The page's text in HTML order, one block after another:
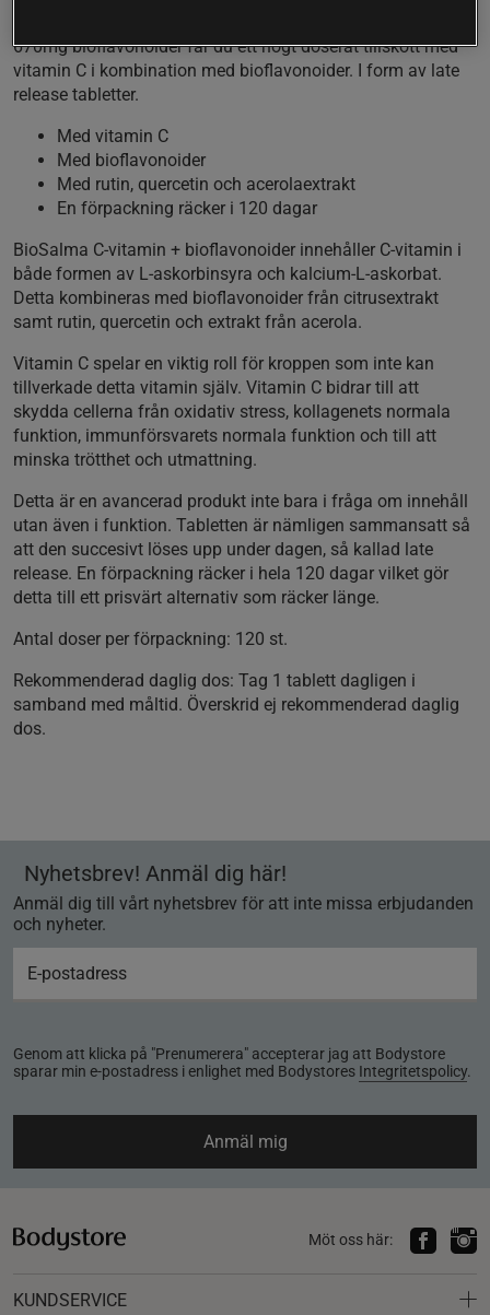
670mg bioflavonoider får du ett högt doserat tillskott med
vitamin C i kombination med bioflavonoider. I form av late
release tabletter.
Med vitamin C
Med bioflavonoider
Med rutin, quercetin och acerolaextrakt
En förpackning räcker i 120 dagar
BioSalma C-vitamin + bioflavonoider innehåller C-vitamin i
både formen av L-askorbinsyra och kalcium-L-askorbat.
Detta kombineras med bioflavonoider från citrusextrakt
samt rutin, quercetin och extrakt från acerola.
Vitamin C spelar en viktig roll för kroppen som inte kan
tillverkade detta vitamin själv. Vitamin C bidrar till att
skydda cellerna från oxidativ stress, kollagenets normala
funktion, immunförsvarets normala funktion och till att
minska trötthet och utmattning.
Detta är en avancerad produkt inte bara i fråga om innehåll
utan även i funktion. Tabletten är nämligen sammansatt så
att den succesivt löses upp under dagen, så kallad late
release. En förpackning räcker i hela 120 dagar vilket gör
detta till ett prisvärt alternativ som räcker länge.
Antal doser per förpackning: 120 st.
Rekommenderad daglig dos: Tag 1 tablett dagligen i
samband med måltid. Överskrid ej rekommenderad daglig
dos.
Nyhetsbrev! Anmäl dig här!
Anmäl dig till vårt nyhetsbrev för att inte missa erbjudanden
och nyheter.
Genom att klicka på "Prenumerera" accepterar jag att Bodystore
sparar min e-postadress i enlighet med Bodystores Integritetspolicy.
Anmäl mig
Möt oss här:
KUNDSERVICE